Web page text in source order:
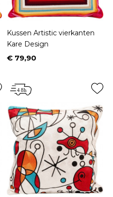
Kussen Artistic vierkanten
Kare Design
Prijs
€ 79,90